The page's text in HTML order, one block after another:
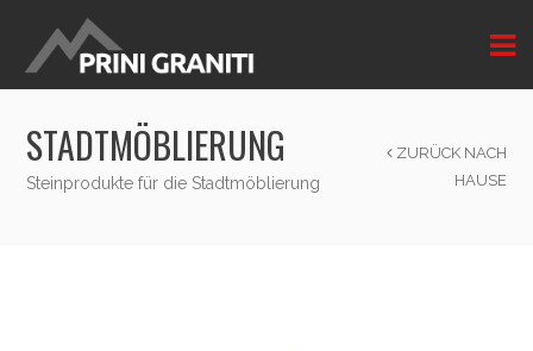
STADTMÖBLIERUNG
Steinprodukte für die Stadtmöblierung
ZURÜCK NACH
HAUSE